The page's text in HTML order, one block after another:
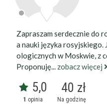
Zapraszam serdecznie do
a nauki języka rosyjskiego.
ologicznych w Moskwie, z
Proponuję... zobacz więcej
5,0
1 opinia
40 zł
Na godzinę